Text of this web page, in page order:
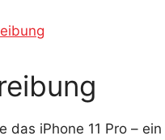
das iPhone 11 Pro – ein